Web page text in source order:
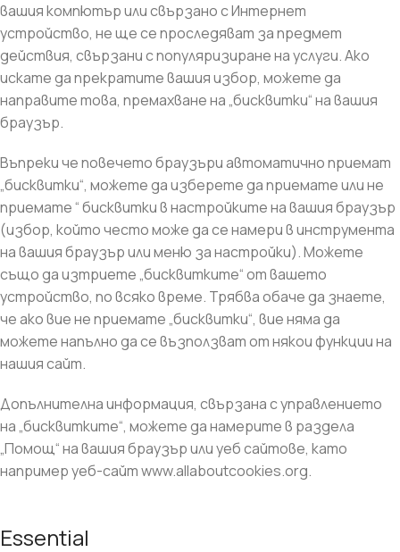
вашия компютър или свързано с Интернет
устройство, не ще се проследяват за предмет
действия, свързани с популяризиране на услуги. Ако
искате да прекратите вашия избор, можете да
направите това, премахване на „бисквитки“ на вашия
браузър.
Въпреки че повечето браузъри автоматично приемат
„бисквитки“, можете да изберете да приемате или не
приемате “ бисквитки в настройките на вашия браузър
(избор, който често може да се намери в инструмента
на вашия браузър или меню за настройки). Можете
също да изтриете „бисквитките“ от вашето
устройство, по всяко време. Трябва обаче да знаете,
че ако вие не приемате „бисквитки“, вие няма да
можете напълно да се възползват от някои функции на
нашия сайт.
Допълнителна информация, свързана с управлението
на „бисквитките“, можете да намерите в раздела
„Помощ“ на вашия браузър или уеб сайтове, като
например уеб-сайт www.allaboutcookies.org.
Essential